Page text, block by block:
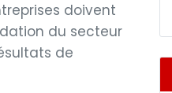
doivent
du secteur
de